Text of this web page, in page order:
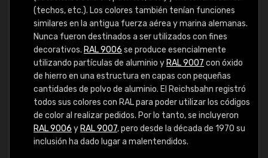
(techos, etc.). Los colores también tenían funciones
similares en la antigua fuerza aérea y marina alemanas.
Nunca fueron destinados a ser utilizados con fines
decorativos. RAL 9006 se produce esencialmente
utilizando partículas de aluminio y RAL 9007 con óxido
de hierro en una estructura en capas con pequeñas
cantidades de polvo de aluminio. El Reichsbahn registró
todos sus colores con RAL para poder utilizar los códigos
de color al realizar pedidos. Por lo tanto, se incluyeron
RAL 9006 y RAL 9007, pero desde la década de 1970 su
inclusión ha dado lugar a malentendidos.